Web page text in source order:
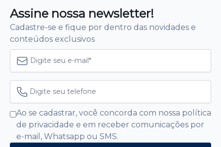
Assine nossa newsletter!
Cadastre-se e fique por dentro das novidades e
conteúdos exclusivos
Ao se cadastrar, você concorda com nossa política
de privacidade e em receber comunicações por
e-mail, Whatsapp ou SMS.